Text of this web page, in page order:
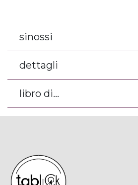
sinossi
dettagli
libro di...